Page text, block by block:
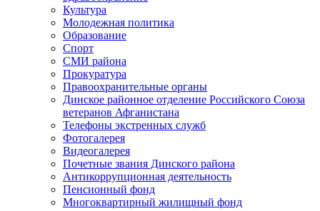
Культура
Молодежная политика
Образование
Спорт
СМИ района
Прокуратура
Правоохранительные органы
Динское районное отделение Российского Союза
ветеранов Афганистана
Телефоны экстренных служб
Фотогалерея
Видеогалерея
Почетные звания Динского района
Антикоррупционная деятельность
Пенсионный фонд
Многоквартирный жилищный фонд